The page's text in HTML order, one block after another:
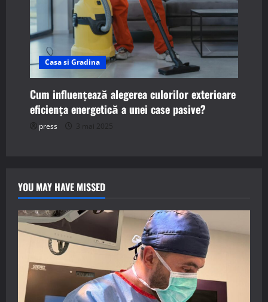
Casa si Gradina
Cum influențează alegerea culorilor exterioare
eficiența energetică a unei case pasive?
press 3 mai 2025
YOU MAY HAVE MISSED